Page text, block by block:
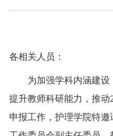
各相关人员：
为加强学科内涵建设
提升教师科研能力，推动
申报工作，护理学院特